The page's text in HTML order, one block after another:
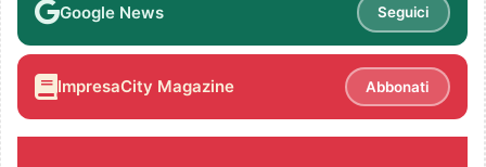
Google News Seguici
ImpresaCity Magazine Abbonati